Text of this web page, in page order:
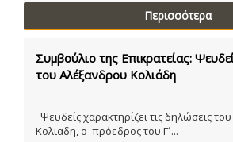
Περισσότερα
Συμβούλιο της Επικρατείας:
του Αλέξανδρου Κολιάδη
Ψευδείς χαρακτηρίζει τις δηλώσεις
Κολιαδη, ο πρόεδρος του Γ´...